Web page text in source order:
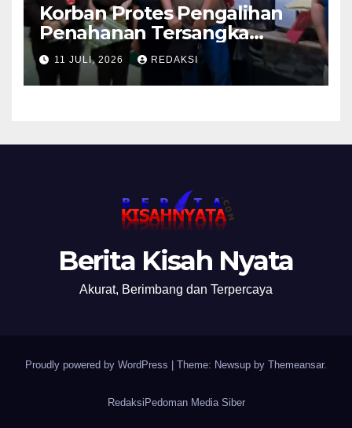
Korban Protes Pengalihan
Penahanan Tersangka
Pemalsuan Merek Skincare,
Kasi Penkum Kejati Jatim:
Nanti Saya Tegur Jaksanya
11 JULI, 2026 REDAKSI
Berita Kisah Nyata
Akurat, Berimbang dan Terpercaya
Proudly powered by WordPress | Theme: Newsup by Themeansar.
Redaksi Pedoman Media Siber